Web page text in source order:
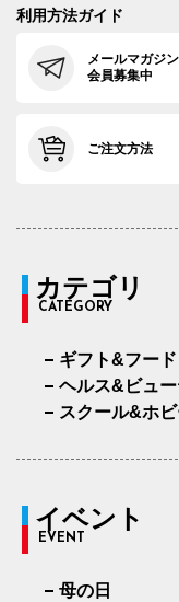
利用方法ガイド
メールマガジン
会員募集中
ご注文方法
カテゴリ
CATEGORY
ギフト&フード
ヘルス&ビュ
スクール&ホ
イベント
EVENT
母の日